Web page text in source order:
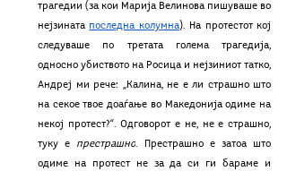
трагедии (за кои Марија Велинова пишуваше во
нејзината последна колумна). На протестот кој
следуваше по третата голема трагедија,
односно убиството на Росица и нејзиниот татко,
Андреј ми рече: „Калина, не е ли страшно што
на секое твое доаѓање во Македонија одиме на
некој протест?“. Одговорот е не, не е страшно,
туку е престрашно. Престрашно е затоа што
одиме на протест не за да си ги бараме и